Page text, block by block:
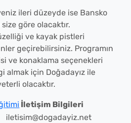
ileri düzeyde ise Bansko
göre olacaktır.
ve kayak pistleri
geçirebilirsiniz. Programın
ve konaklama seçenekleri
almak için Doğadayız ile
olacaktır.
İletişim Bilgileri
iletisim@dogadayiz.net